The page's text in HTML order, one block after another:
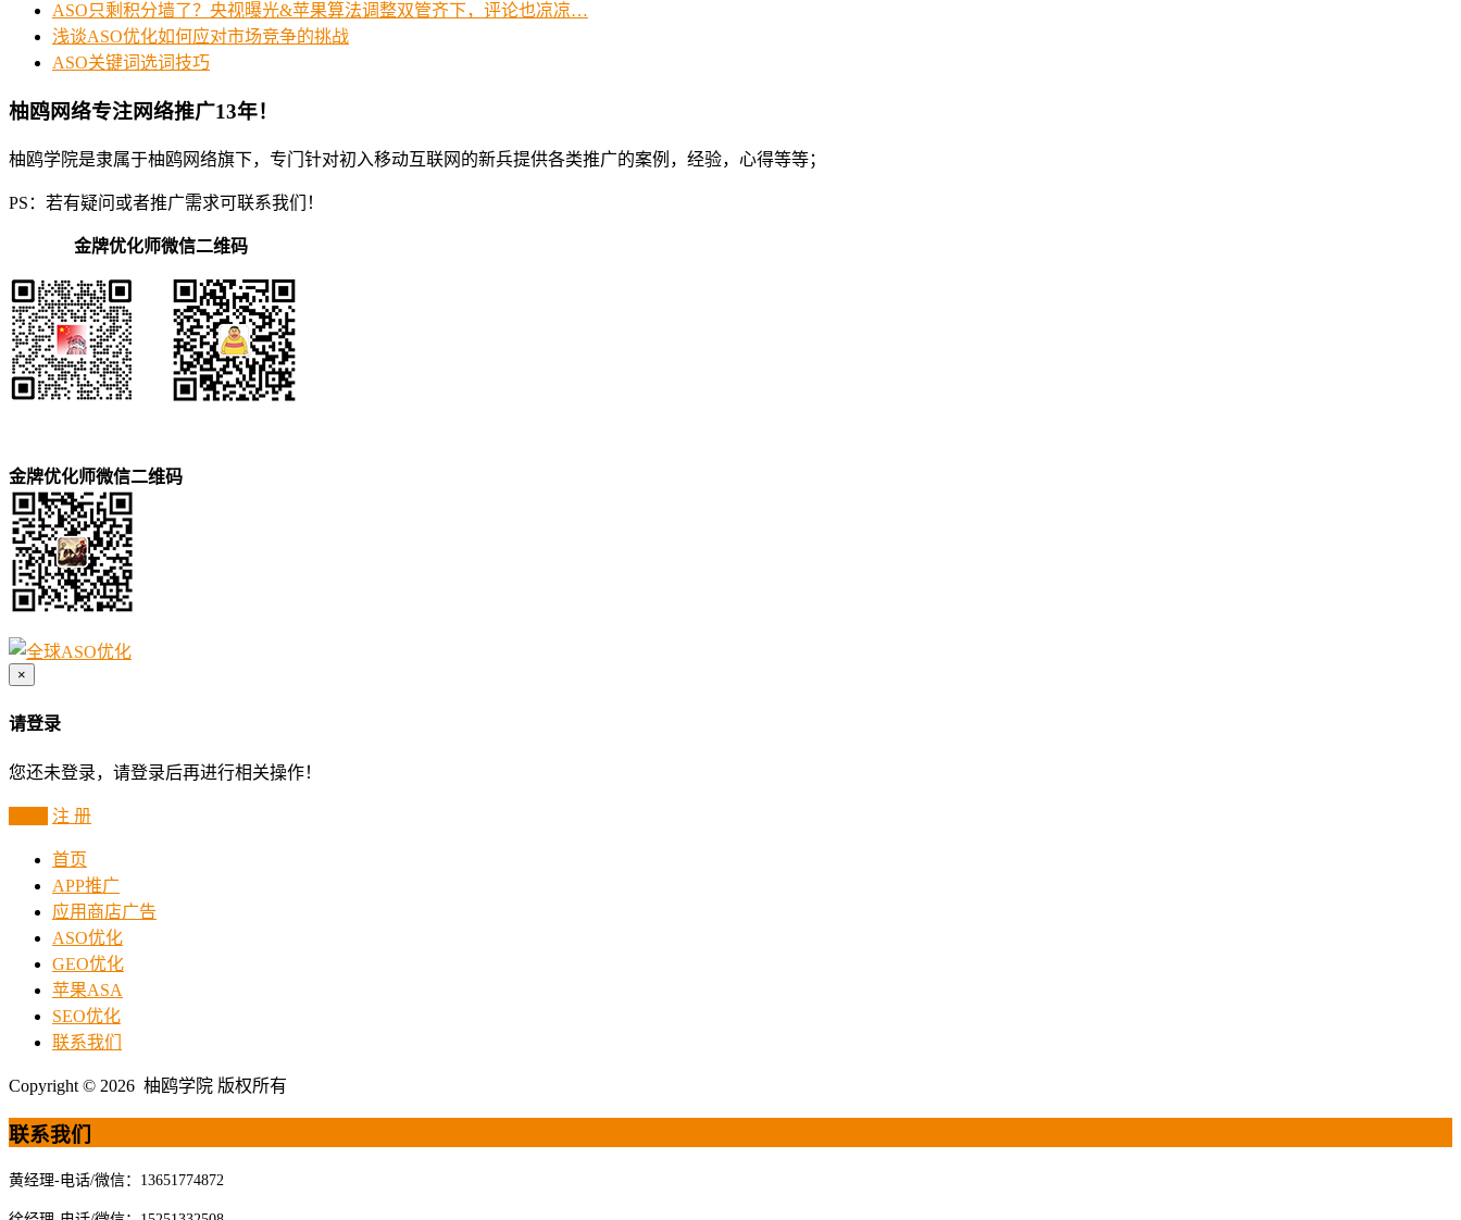
ASO只剩积分墙了？央视曝光&苹果算法调整双管齐下，评论也凉凉…
浅谈ASO优化如何应对市场竞争的挑战
ASO关键词选词技巧
柚鸥网络专注网络推广13年！
柚鸥学院是隶属于柚鸥网络旗下，专门针对初入移动互联网的新兵提供各类推广的案例，经验，心得等等；
PS：若有疑问或者推广需求可联系我们！
金牌优化师微信二维码
金牌优化师微信二维码
×
请登录
您还未登录，请登录后再进行相关操作！
注 册
首页
APP推广
应用商店广告
ASO优化
GEO优化
苹果ASA
SEO优化
联系我们
Copyright © 2026 柚鸥学院 版权所有
联系我们
黄经理-电话/微信：13651774872